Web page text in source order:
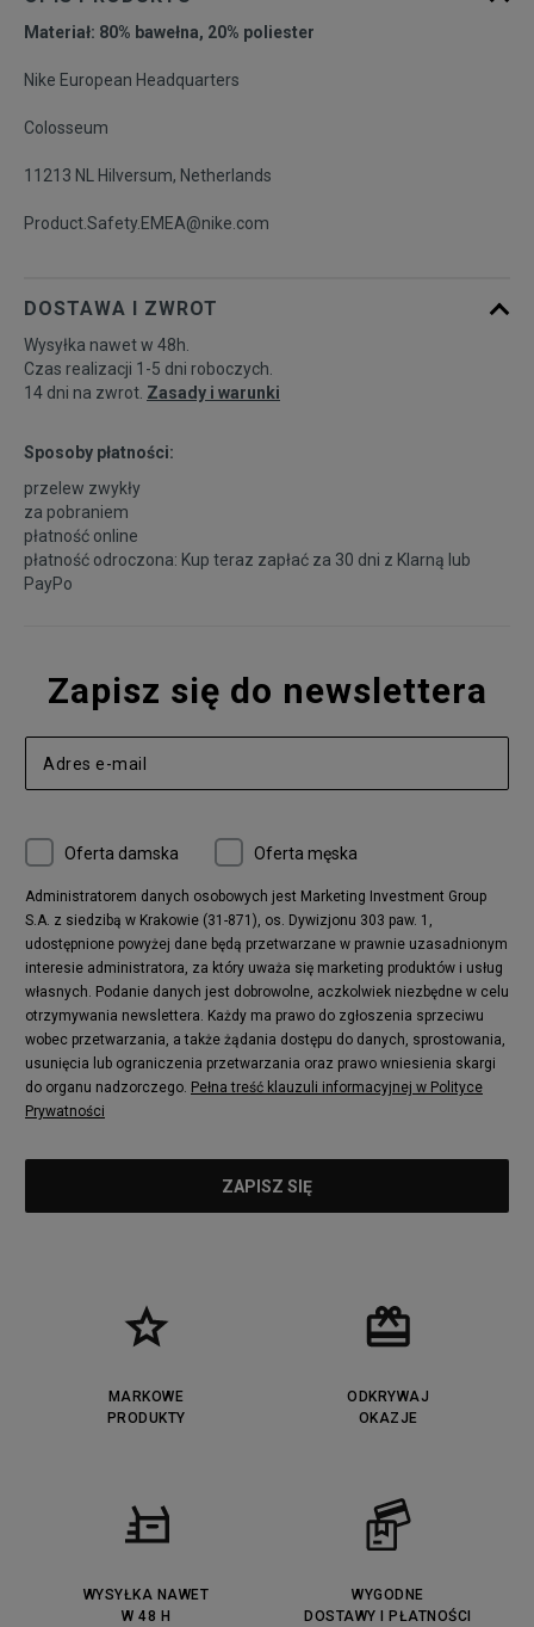
Materiał: 80% bawełna, 20% poliester
Nike European Headquarters
Colosseum
11213 NL Hilversum, Netherlands
Product.Safety.EMEA@nike.com
DOSTAWA I ZWROT
Wysyłka nawet w 48h.
Czas realizacji 1-5 dni roboczych.
14 dni na zwrot. Zasady i warunki
Sposoby płatności:
przelew zwykły
za pobraniem
płatność online
płatność odroczona: Kup teraz zapłać za 30 dni z Klarną lub
PayPo
Zapisz się do newslettera
Oferta damska Oferta męska
Administratorem danych osobowych jest Marketing Investment Group
S.A. z siedzibą w Krakowie (31-871), os. Dywizjonu 303 paw. 1,
udostępnione powyżej dane będą przetwarzane w prawnie uzasadnionym
interesie administratora, za który uważa się marketing produktów i usług
własnych. Podanie danych jest dobrowolne, aczkolwiek niezbędne w celu
otrzymywania newslettera. Każdy ma prawo do zgłoszenia sprzeciwu
wobec przetwarzania, a także żądania dostępu do danych, sprostowania,
usunięcia lub ograniczenia przetwarzania oraz prawo wniesienia skargi
do organu nadzorczego. Pełna treść klauzuli informacyjnej w Polityce
Prywatności
MARKOWE
PRODUKTY
ODKRYWAJ
OKAZJE
WYSYŁKA NAWET
W 48 H
WYGODNE
DOSTAWY I PŁATNOŚCI